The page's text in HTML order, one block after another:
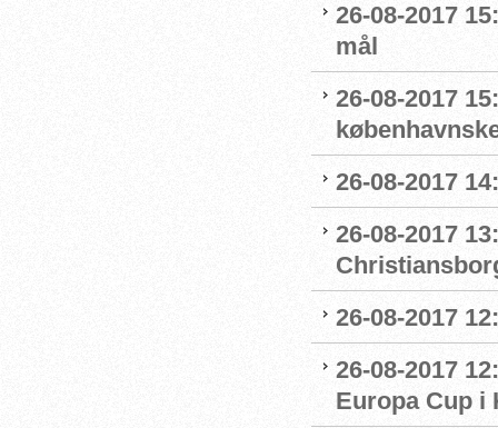
26-08-2017
mål
26-08-2017
26-08-2017
26-08-2017
26-08-2017
26-08-2017
Europa Cup i